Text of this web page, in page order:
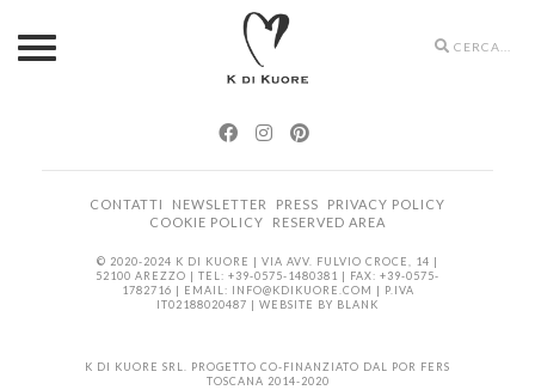
Search
CONTATTI NEWSLETTER PRESS
PRIVACY POLICY
COOKIE POLICY
RESERVED AREA
© 2020-2024 K DI KUORE | VIA AVV. FULVIO CROCE, 14 |
52100 AREZZO | TEL: +39-0575-1480381 | FAX: +39-0575-
1782716 | EMAIL: INFO@KDIKUORE.COM | P.IVA
IT02188020487 | WEBSITE BY BLANK
K DI KUORE SRL. PROGETTO CO-FINANZIATO DAL POR FERS
TOSCANA 2014-2020